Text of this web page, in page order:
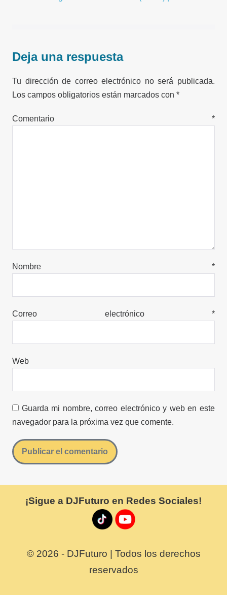
Deja una respuesta
Tu dirección de correo electrónico no será publicada.
Los campos obligatorios están marcados con*
Comentario *
Nombre *
Correo electrónico *
Web
Guarda mi nombre, correo electrónico y web en este
navegador para la próxima vez que comente.
¡Sigue a DJFuturo en Redes Sociales!
© 2026 - DJFuturo | Todos los derechos
reservados